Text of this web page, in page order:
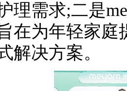
理需求;二是
在为年轻家庭
解决方案。